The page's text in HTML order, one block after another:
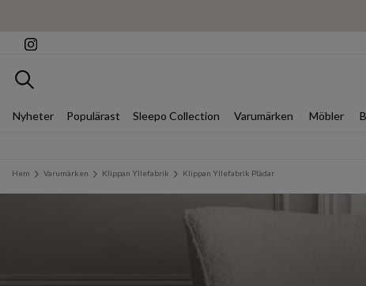
Sök
Nyheter Populärast Sleepo Collection Varumärken Möbler
Hem Varumärken Klippan Yllefabrik Klippan Yllefabrik Plädar